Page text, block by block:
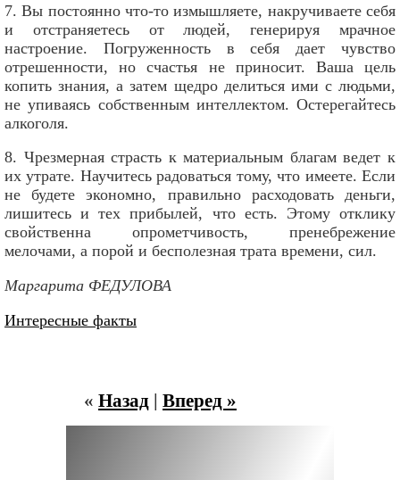
7. Вы постоянно что-то измышляете, накручиваете себя
и отстраняетесь от людей, генерируя мрачное
настроение. Погруженность в себя дает чувство
отрешенности, но счастья не приносит. Ваша цель
копить знания, а затем щедро делиться ими с людьми,
не упиваясь собственным интеллектом. Остерегайтесь
алкоголя.
8. Чрезмерная страсть к материальным благам ведет к
их утрате. Научитесь радоваться тому, что имеете. Если
не будете экономно, правильно расходовать деньги,
лишитесь и тех прибылей, что есть. Этому отклику
свойственна опрометчивость, пренебрежение
мелочами, а порой и бесполезная трата времени, сил.
Маргарита ФЕДУЛОВА
Интересные факты
« Назад | Вперед »